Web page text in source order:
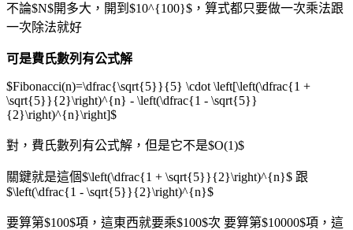
不論$N$開多大，開到$10^{100}$，算式都只要做一次乘法跟
一次除法就好
可是費氏數列有公式解
$Fibonacci(n)=\dfrac{\sqrt{5}}{5} \cdot \left[\left(\dfrac{1 +
\sqrt{5}}{2}\right)^{n} - \left(\dfrac{1 - \sqrt{5}}
{2}\right)^{n}\right]$
對，費氏數列有公式解，但是它不是$O(1)$
關鍵就是這個$\left(\dfrac{1 + \sqrt{5}}{2}\right)^{n}$ 跟
$\left(\dfrac{1 - \sqrt{5}}{2}\right)^{n}$
要算第$100$項，這東西就要乘$100$次 要算第$10000$項，這